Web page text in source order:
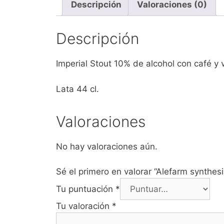
Descripción Valoraciones (0)
Descripción
Imperial Stout 10% de alcohol con café y
Lata 44 cl.
Valoraciones
No hay valoraciones aún.
Sé el primero en valorar “Alefarm
Tu puntuación *
Tu valoración *